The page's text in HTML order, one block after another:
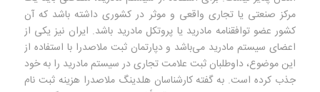
مرکز صنعتی یا تجاری واقعی و موثر در کشوری داشته باشد که آن
کشور عضو توافقنامه مادرید یا پروتکل مادرید باشد. ایران نیز یکی از
اعضای سیستم مادرید می‌باشد و دپارتمان ثبت ملاصدرا با استفاده از
این موضوع، داوطلبان ثبت علامت تجاری در سیستم مادرید را به خود
جذب کرده است. به گفته کارشناسان هلدینگ ملاصدرا هزینه ثبت نام